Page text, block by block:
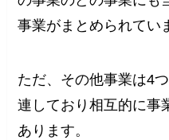
事業がまとめられてい
ただ、その他事業は4
連しており相互的に事
あります。